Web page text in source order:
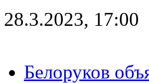
28.3.2023, 17:00
Белоруков